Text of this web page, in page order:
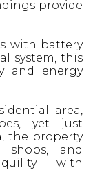
provide
with battery
system, this
and energy
area,
yet just
the property
shops, and
with